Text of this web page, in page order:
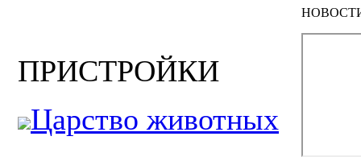
ПРИСТРОЙКИ
Царство животных